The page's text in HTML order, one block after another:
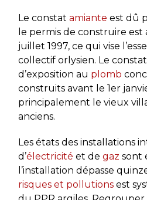
Le constat amiante est dû
le permis de construire est
juillet 1997, ce qui vise
collectif orlysien. Le
d’exposition au plomb
construits avant le 1er
principalement le vieux
anciens.
Les états des installations
d’électricité et de gaz sont
l’installation dépasse quinze
risques et pollutionsest